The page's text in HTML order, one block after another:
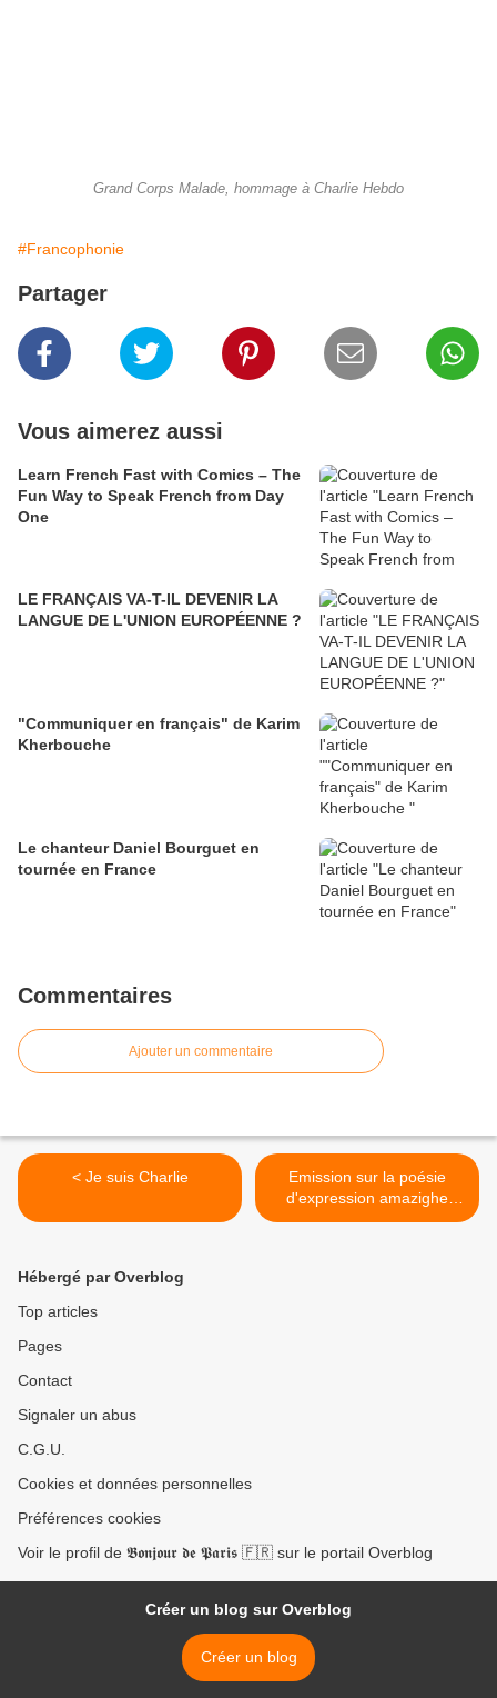
Grand Corps Malade, hommage à Charlie Hebdo
#Francophonie
Partager
Vous aimerez aussi
Learn French Fast with Comics – The
Fun Way to Speak French from Day
One
LE FRANÇAIS VA-T-IL DEVENIR LA
LANGUE DE L'UNION EUROPÉENNE ?
"Communiquer en français" de Karim
Kherbouche
Le chanteur Daniel Bourguet en
tournée en France
Commentaires
Ajouter un commentaire
< Je suis Charlie
Emission sur la poésie
d'expression amazighe
animée par Karim
Hébergé par Overblog
Top articles
Pages
Contact
Signaler un abus
C.G.U.
Cookies et données personnelles
Préférences cookies
Voir le profil de 𝕭𝖔𝖓𝖏𝖔𝖚𝖗 𝖉𝖊 𝕻𝖆𝖗𝖎𝖘 🇫🇷 sur le portail Overblog
Créer un blog sur Overblog
Créer un blog